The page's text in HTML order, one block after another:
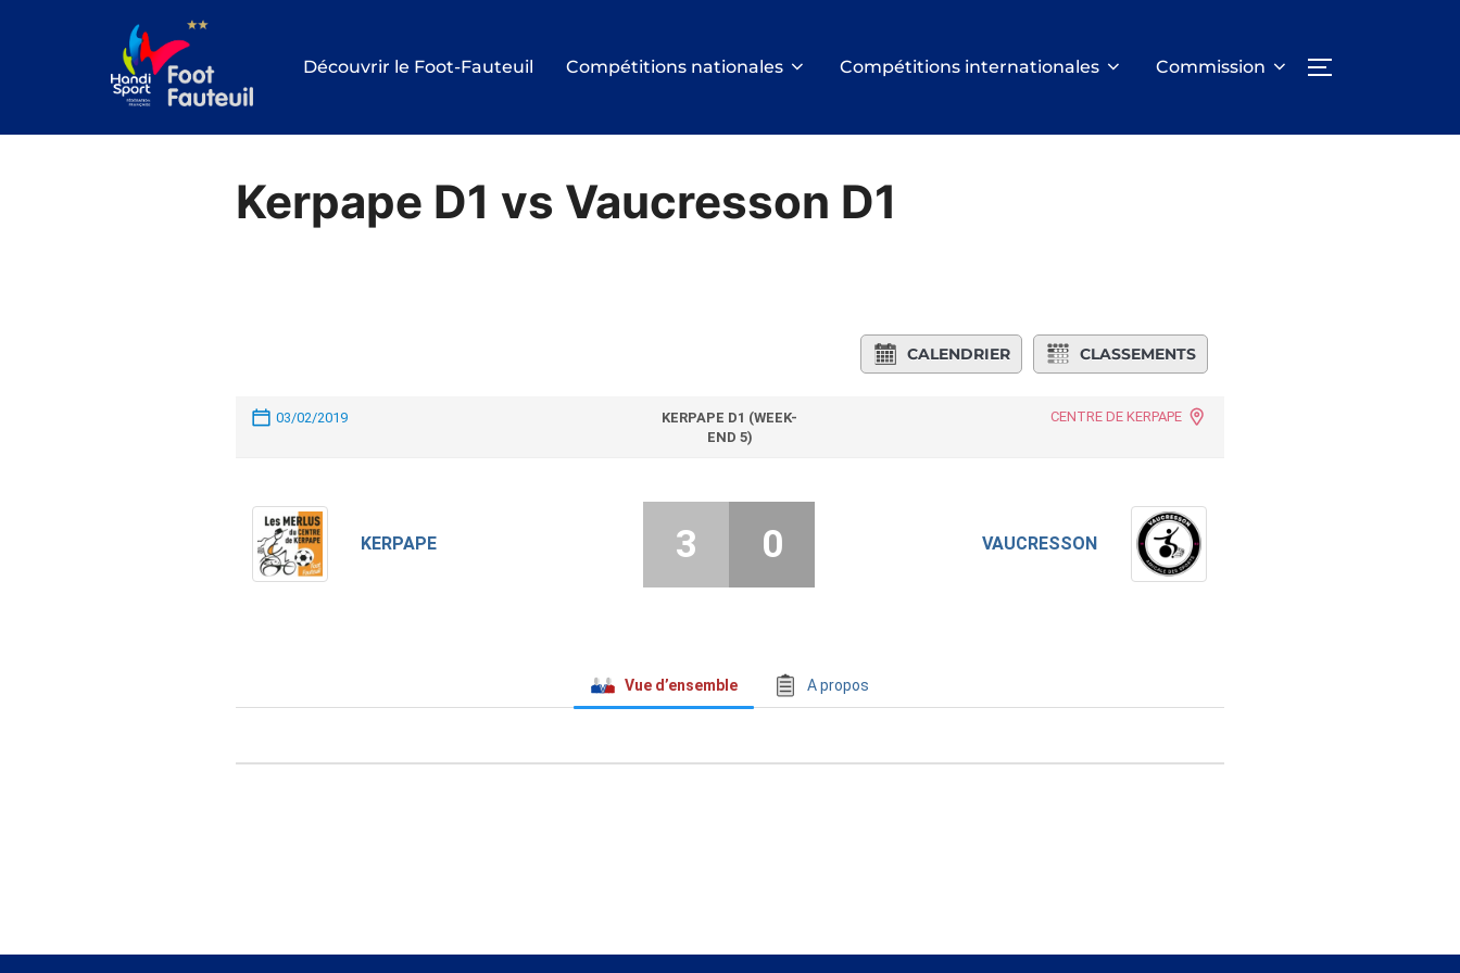
Découvrir le Foot-Fauteuil Compétitions nationales Compétitions internationales Commission PERMUTER
Kerpape D1 vs Vaucresson D1
CALENDRIER CLASSEMENTS
03/02/2019
KERPAPE D1 (WEEK-
END 5)
CENTRE DE KERPAPE
KERPAPE VAUCRESSON
3 0
Vue d’ensemble A propos